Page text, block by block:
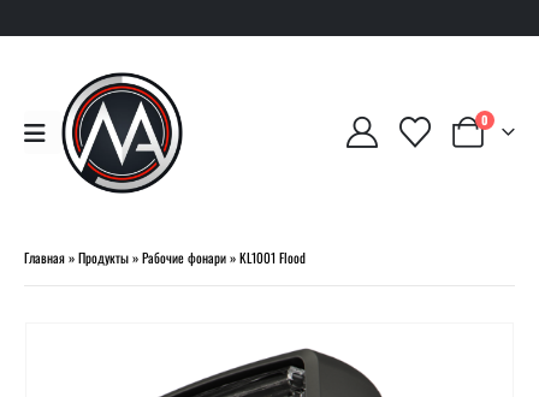
0
Главная»Продукты»Рабочие фонари»KL1001 Flood